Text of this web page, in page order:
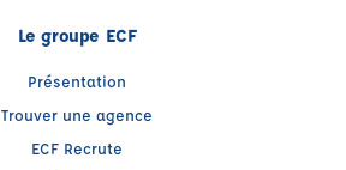
Le groupe ECF
Présentation
Trouver une agence
ECF Recrute